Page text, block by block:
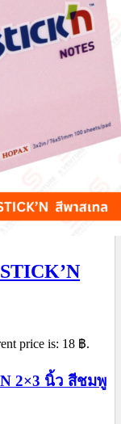
price is: 18 ฿.
2×3 นิ้ว สีชมพู